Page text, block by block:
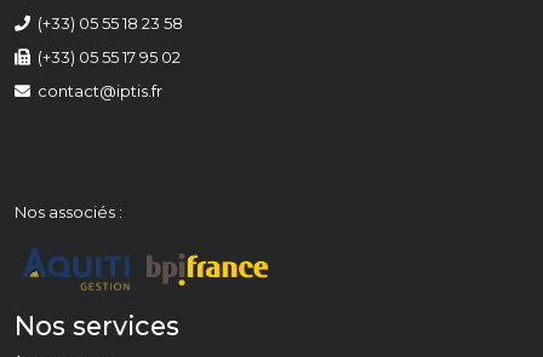
(+33) 05 55 18 23 58
(+33) 05 55 17 95 02
contact@iptis.fr
Nos associés :
Nos services